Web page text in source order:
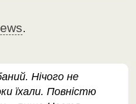
.
Нічого не
їхали. Повністю